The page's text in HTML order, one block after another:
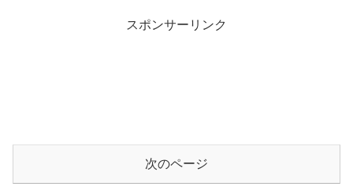
スポンサーリンク
次のページ